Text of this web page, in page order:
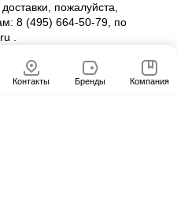
Контакты Бренды Компания
пожалуйста,
8 (495) 664‑50‑79, по
.